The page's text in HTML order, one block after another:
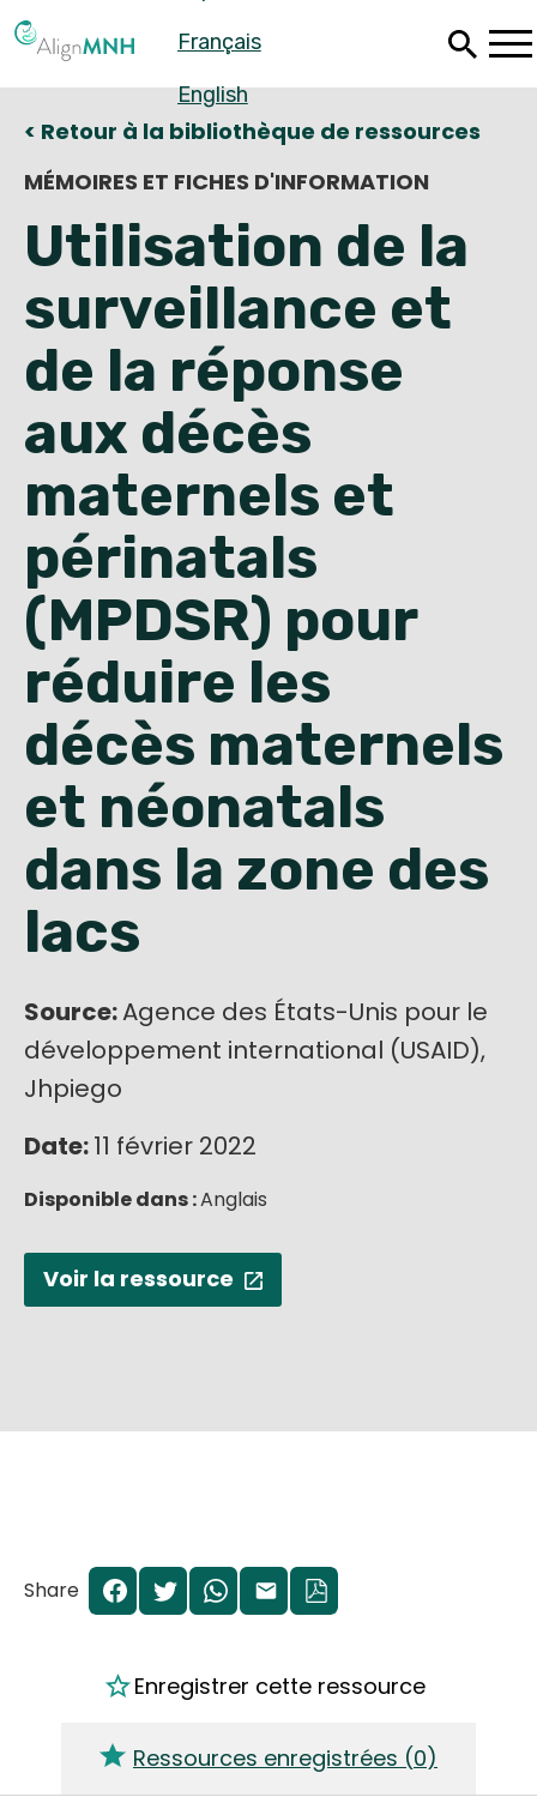
principal
Français
English
Español
Français
English
< Retour à la bibliothèque de ressources
MÉMOIRES ET FICHES D'INFORMATION
Utilisation de la
surveillance et
de la réponse
aux décès
maternels et
périnatals
(MPDSR) pour
réduire les
décès maternels
et néonatals
dans la zone des
lacs
Source:Agence des États-Unis pour le
développement international (USAID),
Jhpiego
Date:11 février 2022
Disponible dans :Anglais
Voir la ressource
Share
Enregistrer cette ressource
Ressources enregistrées (0)